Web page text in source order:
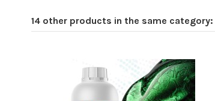
14 other products in the same category: